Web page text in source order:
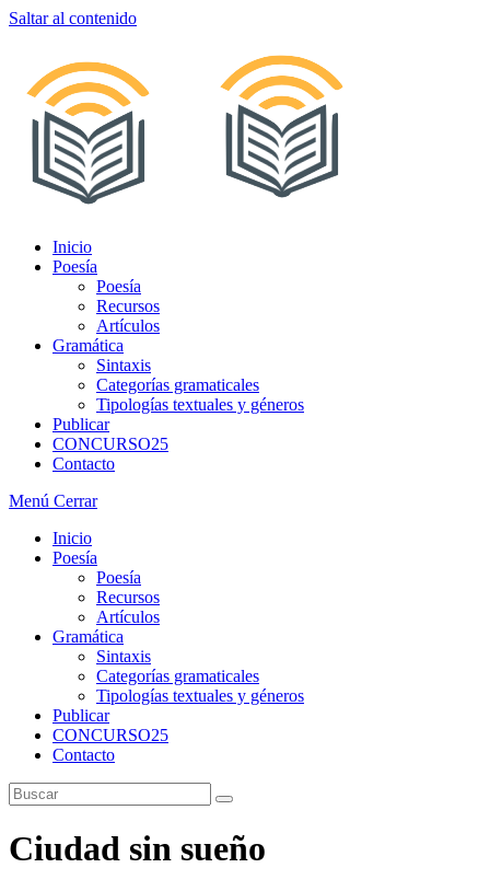
Saltar al contenido
Inicio
Poesía
Poesía
Recursos
Artículos
Gramática
Sintaxis
Categorías gramaticales
Tipologías textuales y géneros
Publicar
CONCURSO25
Contacto
Menú Cerrar
Inicio
Poesía
Poesía
Recursos
Artículos
Gramática
Sintaxis
Categorías gramaticales
Tipologías textuales y géneros
Publicar
CONCURSO25
Contacto
Ciudad sin sueño